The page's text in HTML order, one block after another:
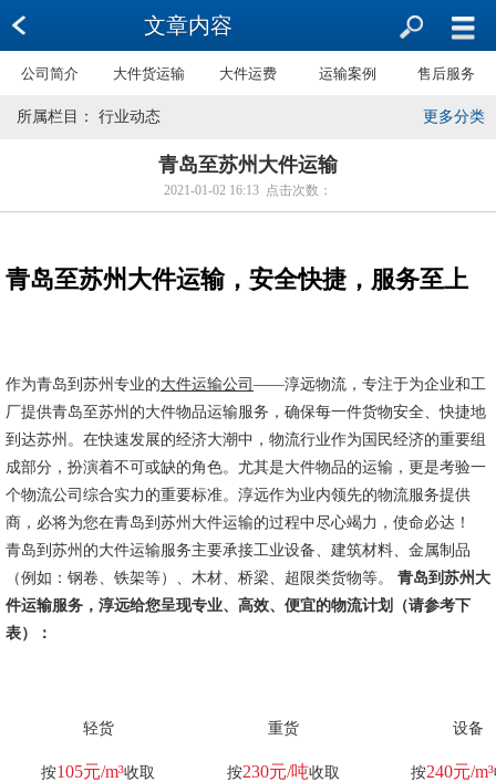
文章内容
公司简介 大件货运输 大件运费 运输案例 售后服务
更多分类
所属栏目： 行业动态
青岛至苏州大件运输
2021-01-02 16:13 点击次数：
青岛至苏州大件运输，安全快捷，服务至上
作为青岛到苏州专业的大件运输公司 ——淳远物流，专注于为企业和工
厂提供青岛至苏州的大件物品运输服务，确保每一件货物安全、快捷地
到达苏州。在快速发展的经济大潮中，物流行业作为国民经济的重要组
成部分，扮演着不可或缺的角色。尤其是大件物品的运输，更是考验一
个物流公司综合实力的重要标准。淳远作为业内领先的物流服务提供
商，必将为您在青岛到苏州大件运输的过程中尽心竭力，使命必达！
青岛到苏州的大件运输服务主要承接工业设备、建筑材料、金属制品
（例如：钢卷、铁架等）、木材、桥梁、超限类货物等。 青岛到苏州大
件运输服务，淳远给您呈现专业、高效、便宜的物流计划（请参考下
表）：
轻货 重货 设备
按105元/m³收取 按230元/吨收取 按240元/m³